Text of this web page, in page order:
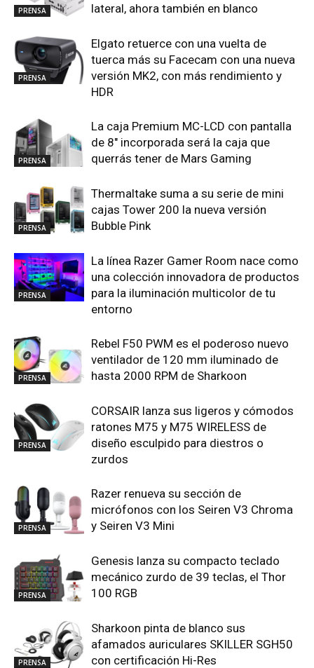
PRENSA
lateral, ahora también en blanco
PRENSA
Elgato retuerce con una vuelta de
tuerca más su Facecam con una nueva
versión MK2, con más rendimiento y
HDR
PRENSA
La caja Premium MC-LCD con pantalla
de 8″ incorporada será la caja que
querrás tener de Mars Gaming
PRENSA
Thermaltake suma a su serie de mini
cajas Tower 200 la nueva versión
Bubble Pink
PRENSA
La línea Razer Gamer Room nace como
una colección innovadora de productos
para la iluminación multicolor de tu
entorno
PRENSA
Rebel F50 PWM es el poderoso nuevo
ventilador de 120 mm iluminado de
hasta 2000 RPM de Sharkoon
PRENSA
CORSAIR lanza sus ligeros y cómodos
ratones M75 y M75 WIRELESS de
diseño esculpido para diestros o
zurdos
PRENSA
Razer renueva su sección de
micrófonos con los Seiren V3 Chroma
y Seiren V3 Mini
PRENSA
Genesis lanza su compacto teclado
mecánico zurdo de 39 teclas, el Thor
100 RGB
PRENSA
Sharkoon pinta de blanco sus
afamados auriculares SKILLER SGH50
con certificación Hi-Res